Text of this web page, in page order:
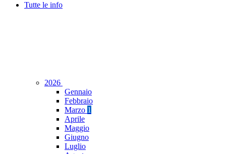
Tutte le info
2026
Gennaio
Febbraio
Marzo 1
Aprile
Maggio
Giugno
Luglio